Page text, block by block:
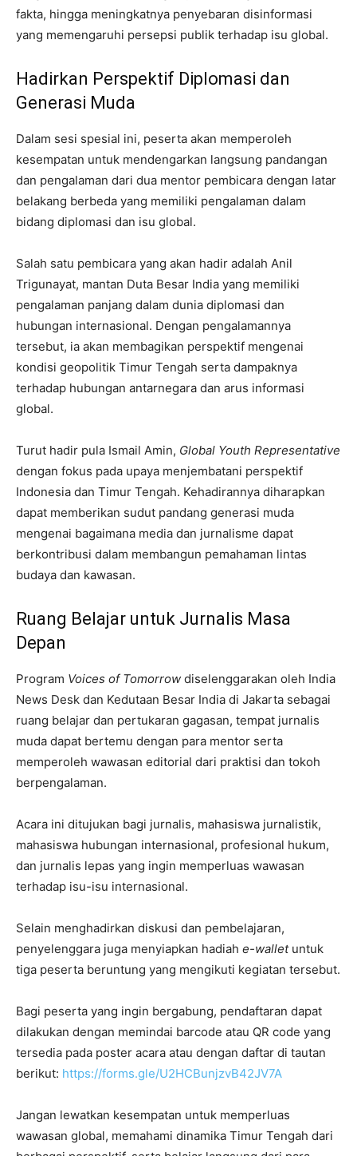
fakta, hingga meningkatnya penyebaran disinformasi
yang memengaruhi persepsi publik terhadap isu global.
Hadirkan Perspektif Diplomasi dan
Generasi Muda
Dalam sesi spesial ini, peserta akan memperoleh
kesempatan untuk mendengarkan langsung pandangan
dan pengalaman dari dua mentor pembicara dengan latar
belakang berbeda yang memiliki pengalaman dalam
bidang diplomasi dan isu global.
Salah satu pembicara yang akan hadir adalah Anil
Trigunayat, mantan Duta Besar India yang memiliki
pengalaman panjang dalam dunia diplomasi dan
hubungan internasional. Dengan pengalamannya
tersebut, ia akan membagikan perspektif mengenai
kondisi geopolitik Timur Tengah serta dampaknya
terhadap hubungan antarnegara dan arus informasi
global.
Turut hadir pula Ismail Amin, Global Youth Representative
dengan fokus pada upaya menjembatani perspektif
Indonesia dan Timur Tengah. Kehadirannya diharapkan
dapat memberikan sudut pandang generasi muda
mengenai bagaimana media dan jurnalisme dapat
berkontribusi dalam membangun pemahaman lintas
budaya dan kawasan.
Ruang Belajar untuk Jurnalis Masa
Depan
Program Voices of Tomorrow diselenggarakan oleh India
News Desk dan Kedutaan Besar India di Jakarta sebagai
ruang belajar dan pertukaran gagasan, tempat jurnalis
muda dapat bertemu dengan para mentor serta
memperoleh wawasan editorial dari praktisi dan tokoh
berpengalaman.
Acara ini ditujukan bagi jurnalis, mahasiswa jurnalistik,
mahasiswa hubungan internasional, profesional hukum,
dan jurnalis lepas yang ingin memperluas wawasan
terhadap isu-isu internasional.
Selain menghadirkan diskusi dan pembelajaran,
penyelenggara juga menyiapkan hadiah e-walletuntuk
tiga peserta beruntung yang mengikuti kegiatan tersebut.
Bagi peserta yang ingin bergabung, pendaftaran dapat
dilakukan dengan memindai barcode atau QR code yang
tersedia pada poster acara atau dengan daftar di tautan
berikut: https://forms.gle/U2HCBunjzvB42JV7A
Jangan lewatkan kesempatan untuk memperluas
wawasan global, memahami dinamika Timur Tengah dari